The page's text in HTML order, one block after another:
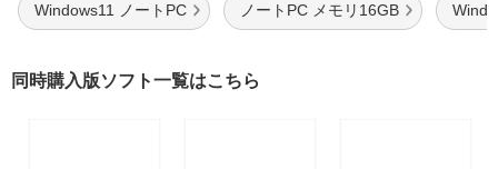
Windows11 ノートPC ノートPC メモリ16GB
同時購入版ソフト一覧はこちら